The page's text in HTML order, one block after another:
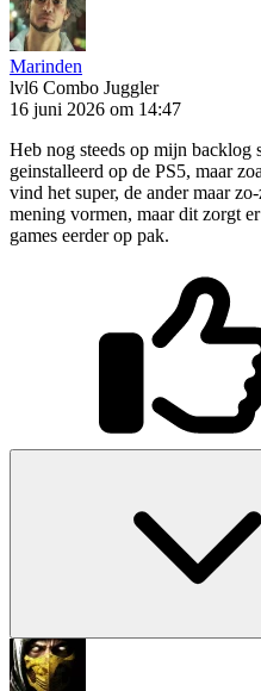
Marinden
lvl6 Combo Juggler
16 juni 2026 om 14:47
Heb nog steeds op mijn backlog
geinstalleerd op de PS5, maar
vind het super, de ander maar
mening vormen, maar dit zorgt
games eerder op pak.